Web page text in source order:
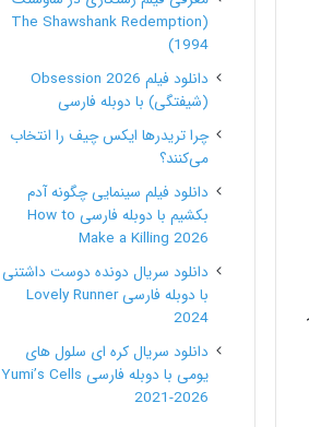
(The Shawshank Redemption
1994)
دانلود فیلم Obsession 2026
(شیفتگی) با دوبله فارسی
چرا تریدرها ایکس چیف را انتخاب
می‌کنند؟
دانلود فیلم سینمایی چگونه آدم
بکشیم با دوبله فارسی How to
Make a Killing 2026
دانلود سریال دونده دوست داشتنی
با دوبله فارسی Lovely Runner
2024
دانلود سریال کره ای سلول های
یومی با دوبله فارسی Yumi’s Cells
2021-2026